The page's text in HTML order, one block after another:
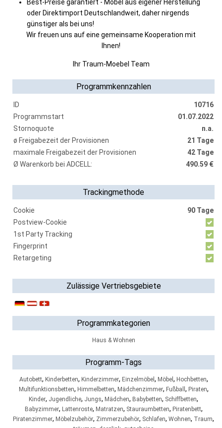
Best-Preise garantiert - Möbel aus eigener Herstellung
oder Direktimport Deutschlandweit, daher nirgends
günstiger als bei uns!
Wir freuen uns auf eine gemeinsame Kooperation mit
Ihnen!
Ihr Traum-Moebel Team
Programmkennzahlen
ID
10716
Programmstart
01.07.2022
Stornoquote
n.a.
ø Freigabezeit der Provisionen
21 Tage
maximale Freigabezeit der Provisionen
42 Tage
Ø Warenkorb bei ADCELL:
490.59 €
Trackingmethode
Cookie
90 Tage
Postview-Cookie
1st Party Tracking
Fingerprint
Retargeting
Zulässige Vertriebsgebiete
Programmkategorien
Haus & Wohnen
Programm-Tags
Autobett, Kinderbetten, Kinderzimmer, Einzelmöbel , Möbel , Hochbetten,
Multifunktionsbetten, Himmelbetten, Mädchenzimmer, Fußball , Piraten,
Kinder, Jugendliche, Jungs, Mädchen, Babybetten, Schiffbetten,
Babyzimmer, Lattenroste, Matratzen, Stauraumbetten, Piratenbett,
Piratenzimmer, Möbelzubehör, Zimmerzubehör, Schlafen, Wohnen, Traum,